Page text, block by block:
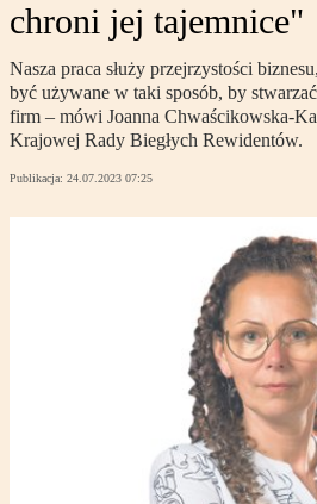
chroni jej tajemnice"
Nasza praca służy przejrzystości
być używane w taki sposób, by
firm – mówi Joanna Chwaścikowska-
Krajowej Rady Biegłych Rewidentów.
Publikacja: 24.07.2023 07:25